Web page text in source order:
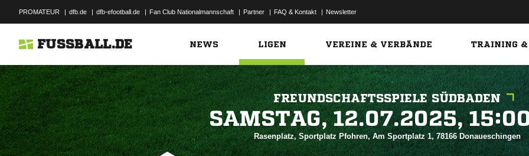
PROMATEUR | dfb.de | dfb-efootball.de | Fan Club Nationalmannschaft | Partner | FAQ & Kontakt | Newsletter
FUSSBALL.DE NEWS LIGEN VEREINE & VERBÄNDE TRAINING &
FREUNDSCHAFTSSPIELE SÜDBADEN
 
Rasenplatz, Sportplatz Pfohren, Am Sportplatz 1, 78166 Donaueschingen